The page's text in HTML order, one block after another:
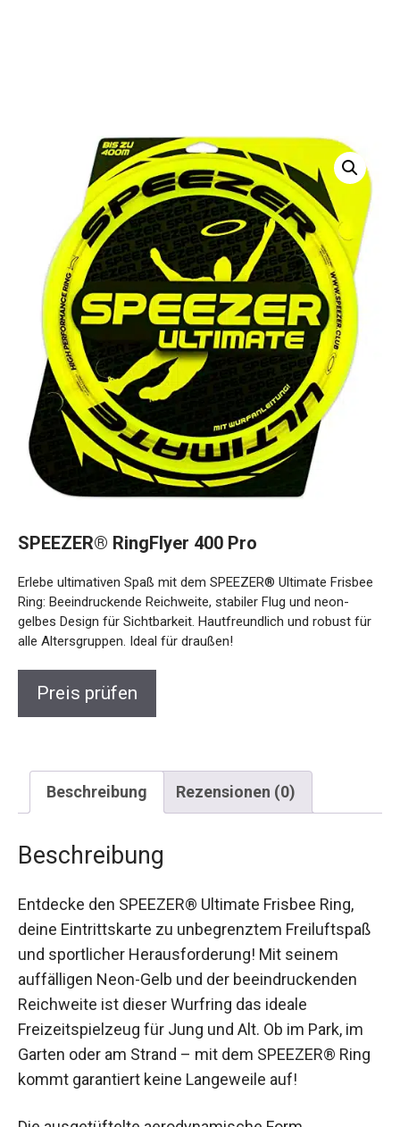
Frisbee Ring: Beeindruckende Reichweite, stabiler Flug und
neon-gelbes Design für Sichtbarkeit. Hautfreundlich und
robust für alle Altersgruppen. Ideal für draußen!
Beschreibung Rezensionen (0)
Beschreibung
deine Eintrittskarte zu unbegrenztem
Freiluftspaß und sportlicher Herausforderung!
Mit seinem auffälligen Neon-Gelb und der
beeindruckenden Reichweite ist dieser Wurfring
das ideale Freizeitspielzeug für Jung und Alt. Ob
im Park, im Garten oder am Strand – mit dem
SPEEZER® Ring kommt garantiert keine
Langeweile auf!